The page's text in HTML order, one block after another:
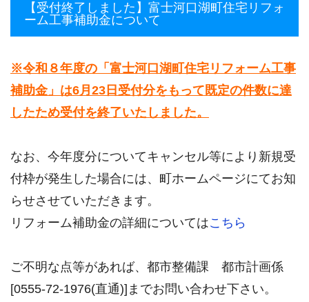
【受付終了しました】富士河口湖町住宅リフォ
ーム工事補助金について
※令和８年度の「富士河口湖町住宅リフォーム工事
補助金」は6月23日受付分をもって既定の件数に達
したため受付を終了いたしました。
なお、今年度分についてキャンセル等により新規受
付枠が発生した場合には、町ホームページにてお知
らせさせていただきます。
リフォーム補助金の詳細についてはこちら
ご不明な点等があれば、都市整備課 都市計画係
[0555-72-1976(直通)]までお問い合わせ下さい。